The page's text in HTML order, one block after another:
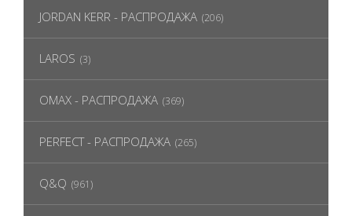
JORDAN KERR - РАСПРОДАЖА (206)
LAROS (3)
OMAX - РАСПРОДАЖА (369)
PERFECT - РАСПРОДАЖА (265)
Q&Q (961)